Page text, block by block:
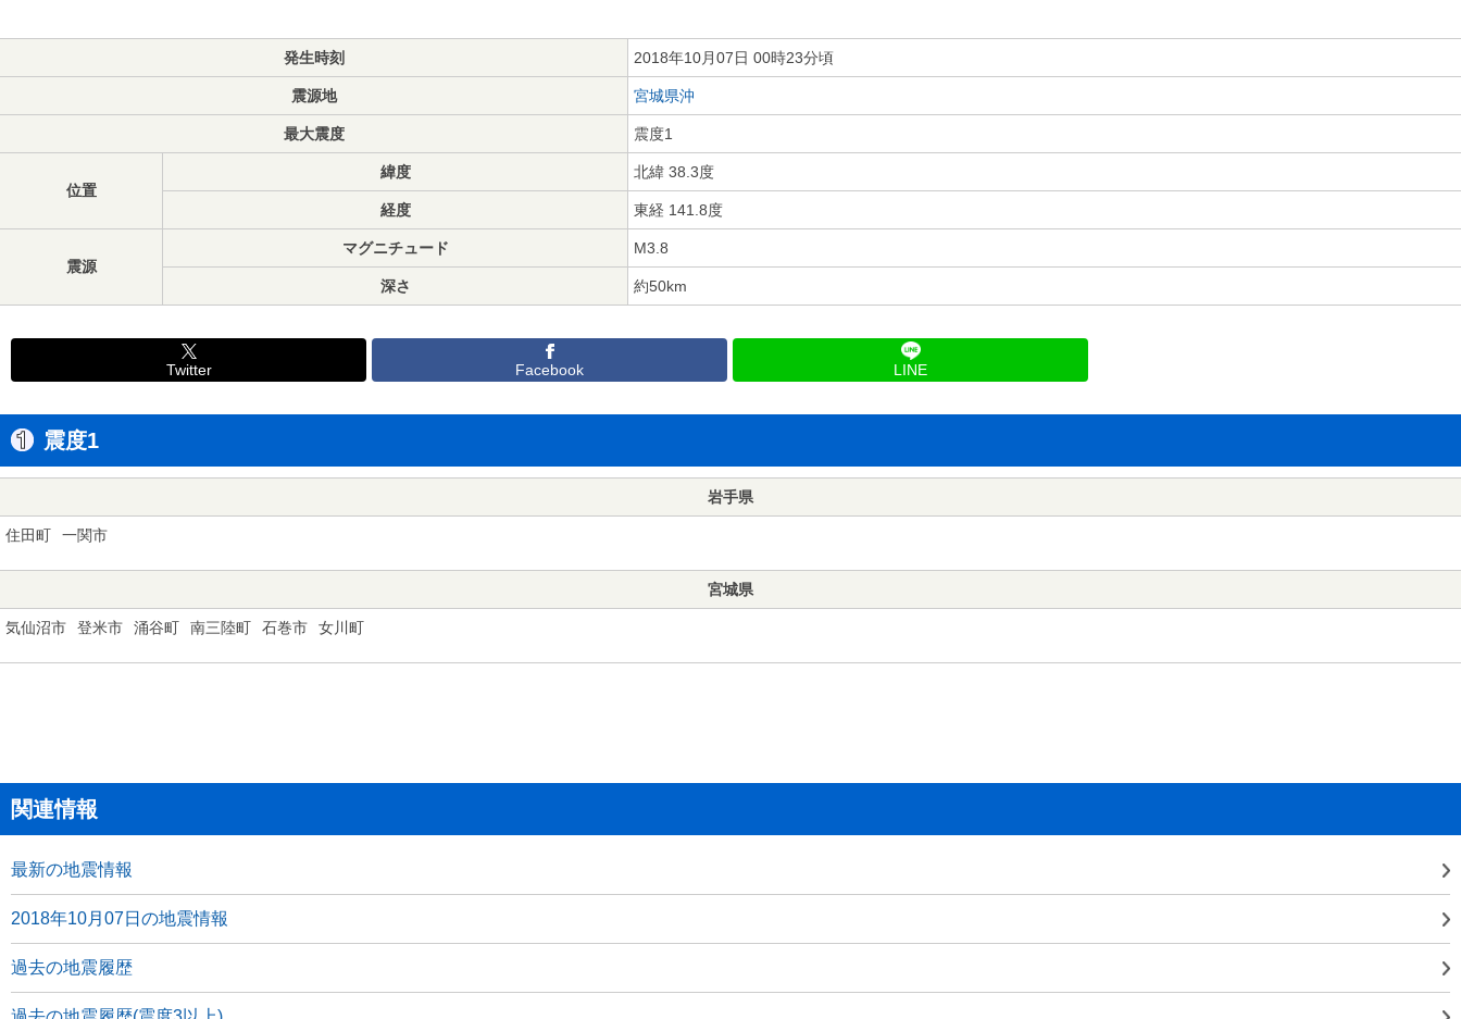
発生時刻 2018年10月07日 00時23分頃
震源地 宮城県沖
最大震度 震度1
位置
緯度 北緯 38.3度
経度 東経 141.8度
震源
マグニチュード M3.8
深さ 約50km
Twitter Facebook LINE
震度1
岩手県
住田町 一関市
宮城県
気仙沼市 登米市 涌谷町 南三陸町 石巻市 女川町
関連情報
最新の地震情報
2018年10月07日の地震情報
過去の地震履歴